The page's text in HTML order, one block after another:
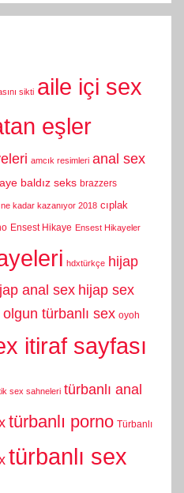
sikti aile içi sex
eşler
amcık resimleri anal sex
baldız seks brazzers
kadar kazanıyor 2018 cıplak
Ensest Hikaye Ensest Hikayeler
hdxtürkçe hijap
anal sex hijap sex
olgun türbanlı sex oyoh
itiraf sayfası
sex sahneleri türbanlı anal
türbanlı porno Türbanlı
türbanlı sex